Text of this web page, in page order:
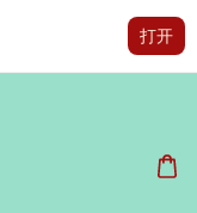
打开